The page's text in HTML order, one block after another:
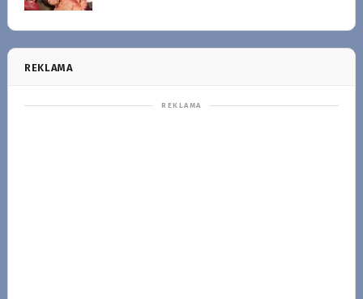
REKLAMA